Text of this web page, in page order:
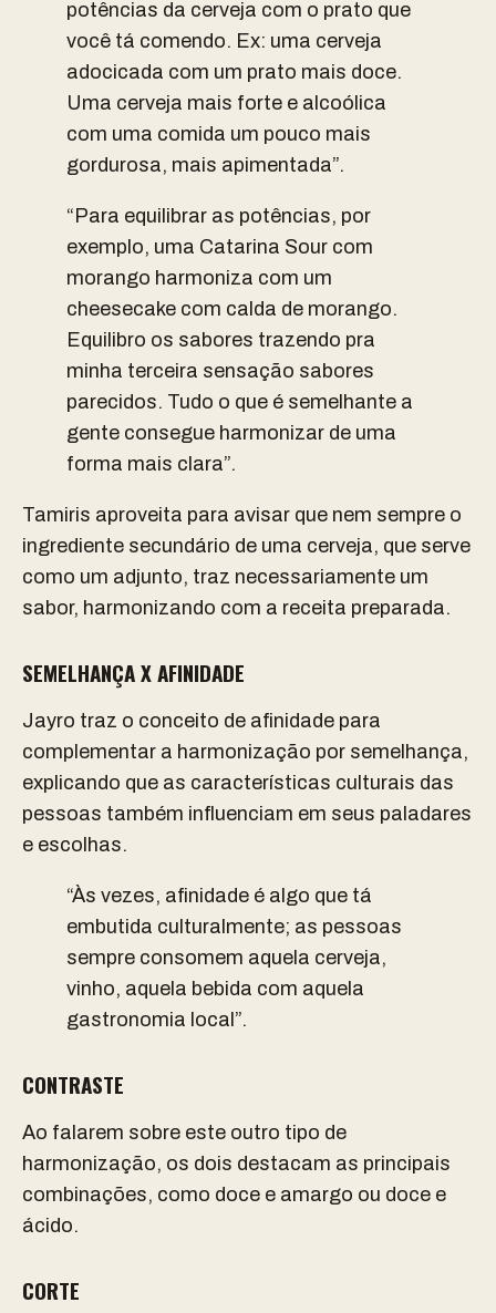
potências da cerveja com o prato que
você tá comendo. Ex: uma cerveja
adocicada com um prato mais doce.
Uma cerveja mais forte e alcoólica
com uma comida um pouco mais
gordurosa, mais apimentada”.
“Para equilibrar as potências, por
exemplo, uma Catarina Sour com
morango harmoniza com um
cheesecake com calda de morango.
Equilibro os sabores trazendo pra
minha terceira sensação sabores
parecidos. Tudo o que é semelhante a
gente consegue harmonizar de uma
forma mais clara”.
Tamiris aproveita para avisar que nem sempre o
ingrediente secundário de uma cerveja, que serve
como um adjunto, traz necessariamente um
sabor, harmonizando com a receita preparada.
SEMELHANÇA X AFINIDADE
Jayro traz o conceito de afinidade para
complementar a harmonização por semelhança,
explicando que as características culturais das
pessoas também influenciam em seus paladares
e escolhas.
“Às vezes, afinidade é algo que tá
embutida culturalmente; as pessoas
sempre consomem aquela cerveja,
vinho, aquela bebida com aquela
gastronomia local”.
CONTRASTE
Ao falarem sobre este outro tipo de
harmonização, os dois destacam as principais
combinações, como doce e amargo ou doce e
ácido.
CORTE